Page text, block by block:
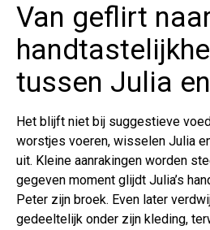
Van geflirt
tussen Julia
Het blijft niet bij suggestieve
worstjes voeren, wisselen Julia
uit. Kleine aanrakingen worden
gegeven moment glijdt Julia’s
Peter zijn broek. Even later
gedeeltelijk onder zijn kleding,